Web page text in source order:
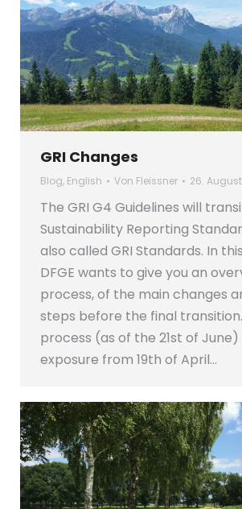
GRI Changes
Blog, English Von Fleissner 26.
The GRI G4 Guidelines will
Sustainability Reporting
also called GRI Standards. In
DFGE wants to give you an
process, of the main changes
steps before the final
process (as of the 21st of June)
exposure from 19th of April…